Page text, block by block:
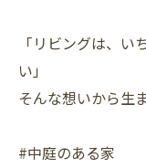
「リビングは、
い」
そんな想いから生
#中庭のある家